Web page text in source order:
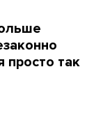
просто так